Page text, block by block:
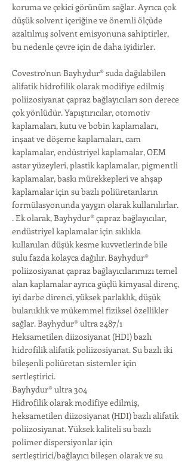
koruma ve çekici görünüm sağlar. Ayrıca çok
düşük solvent içeriğine ve önemli ölçüde
azaltılmış solvent emisyonuna sahiptirler,
bu nedenle çevre için de daha iyidirler.
Covestro'nun Bayhydur® suda dağılabilen
alifatik hidrofilik olarak modifiye edilmiş
poliizosiyanat çapraz bağlayıcıları son derece
çok yönlüdür. Yapıştırıcılar, otomotiv
kaplamaları, kutu ve bobin kaplamaları,
inşaat ve döşeme kaplamaları, cam
kaplamalar, endüstriyel kaplamalar, OEM
astar yüzeyleri, plastik kaplamalar, pigmentli
kaplamalar, baskı mürekkepleri ve ahşap
kaplamalar için su bazlı poliüretanların
formülasyonunda yaygın olarak kullanılırlar.
. Ek olarak, Bayhydur® çapraz bağlayıcılar,
endüstriyel kaplamalar için sıklıkla
kullanılan düşük kesme kuvvetlerinde bile
sulu fazda kolayca dağılır. Bayhydur®
poliizosiyanat çapraz bağlayıcılarımızı temel
alan kaplamalar ayrıca güçlü kimyasal direnç,
iyi darbe direnci, yüksek parlaklık, düşük
bulanıklık ve mükemmel fiziksel özellikler
sağlar. Bayhydur® ultra 2487/1
Heksametilen diizosiyanat (HDI) bazlı
hidrofilik alifatik poliizosiyanat. Su bazlı iki
bileşenli poliüretan sistemler için
sertleştirici.
Bayhydur® ultra 304
Hidrofilik olarak modifiye edilmiş,
heksametilen diizosiyanat (HDI) bazlı alifatik
poliizosiyanat. Yüksek kaliteli su bazlı
polimer dispersiyonlar için
sertleştirici/bağlayıcı bileşen olarak ve su